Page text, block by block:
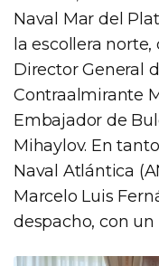
Naval Mar del
la escollera
Director General
Contraalmirante
Embajador de
Mihaylov. En
Naval Atlántica
Marcelo Luis
despacho, con